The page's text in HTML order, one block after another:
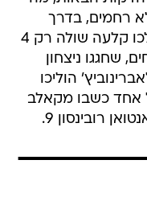
רחמים, בדרך
לרבע אחרון מביך במיוחד, במהלכו קלעה שולה רק 4
של המארחים, שחגגו ניצחון
הוליכו
13 נקודות כל אחד כשבו מקאלב